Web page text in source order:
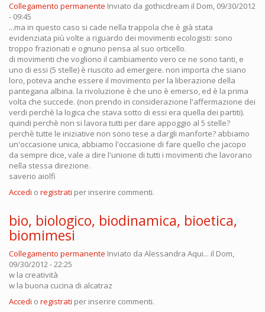
Collegamento permanente Inviato da gothicdream il Dom, 09/30/2012
- 09:45
...ma in questo caso si cade nella trappola che è già stata
evidenziata più volte a riguardo dei movimenti ecologisti: sono
troppo frazionati e ognuno pensa al suo orticello.
di movimenti che vogliono il cambiamento vero ce ne sono tanti, e
uno di essi (5 stelle) è riuscito ad emergere. non importa che siano
loro, poteva anche essere il movimento per la liberazione della
pantegana albina. la rivoluzione è che uno è emerso, ed è la prima
volta che succede. (non prendo in considerazione l'affermazione dei
verdi perchè la logica che stava sotto di essi era quella dei partiti).
quindi perchè non si lavora tutti per dare appoggio al 5 stelle?
perchè tutte le iniziative non sono tese a dargli manforte? abbiamo
un'occasione unica, abbiamo l'occasione di fare quello che jacopo
da sempre dice, vale a dire l'unione di tutti i movimenti che lavorano
nella stessa direzione.
saverio aiolfi
Accedi o registrati per inserire commenti.
bio, biologico, biodinamica, bioetica,
biomimesi
Collegamento permanente Inviato da Alessandra Aqui... il Dom,
09/30/2012 - 22:25
w la creatività
w la buona cucina di alcatraz
Accedi o registrati per inserire commenti.